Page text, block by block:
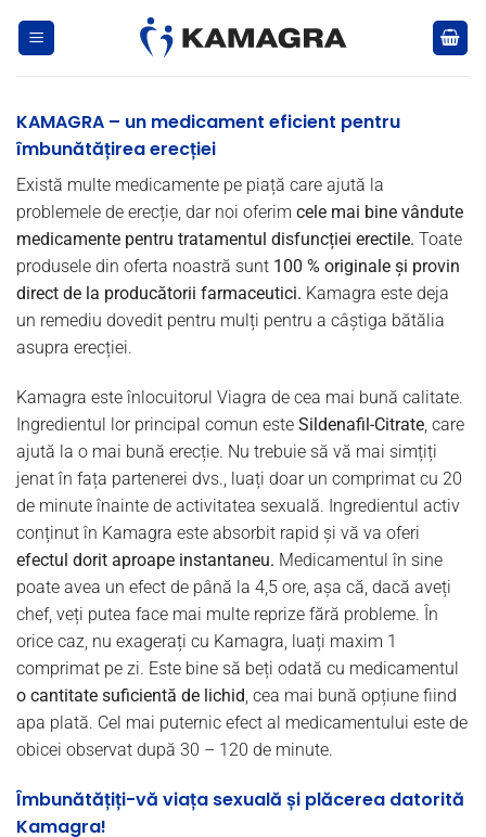
KAMAGRA – un medicament eficient pentru
îmbunătățirea erecției
Există multe medicamente pe piață care ajută la
problemele de erecție, dar noi oferim cele mai bine vândute
medicamente pentru tratamentul disfuncției erectile. Toate
produsele din oferta noastră sunt 100 % originale și provin
direct de la producătorii farmaceutici. Kamagra este deja
un remediu dovedit pentru mulți pentru a câștiga bătălia
asupra erecției.
Kamagra este înlocuitorul Viagra de cea mai bună calitate.
Ingredientul lor principal comun este Sildenafil-Citrate , care
ajută la o mai bună erecție. Nu trebuie să vă mai simțiți
jenat în fața partenerei dvs., luați doar un comprimat cu 20
de minute înainte de activitatea sexuală. Ingredientul activ
conținut în Kamagra este absorbit rapid și vă va oferi
efectul dorit aproape instantaneu. Medicamentul în sine
poate avea un efect de până la 4,5 ore, așa că, dacă aveți
chef, veți putea face mai multe reprize fără probleme. În
orice caz, nu exagerați cu Kamagra, luați maxim 1
comprimat pe zi. Este bine să beți odată cu medicamentul
o cantitate suficientă de lichid , cea mai bună opțiune fiind
apa plată. Cel mai puternic efect al medicamentului este de
obicei observat după 30 – 120 de minute.
Îmbunătățiți-vă viața sexuală și plăcerea datorită
Kamagra!